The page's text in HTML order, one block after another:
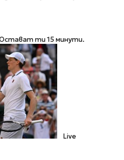
Остават ти 15 минути.
Live